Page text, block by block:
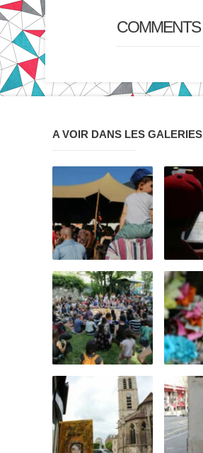
COMMENTS
A VOIR DANS LES GALERIES